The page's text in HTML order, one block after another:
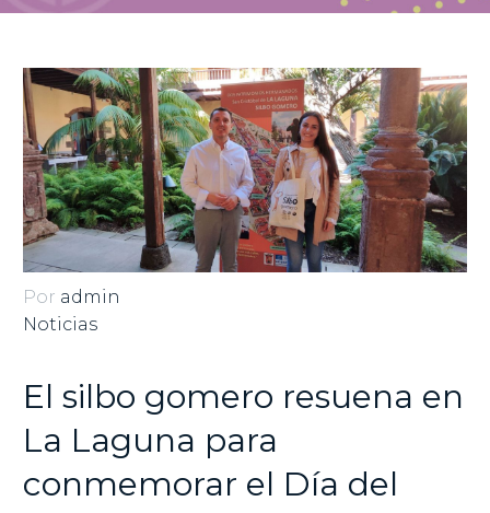
Por admin
Noticias
El silbo gomero resuena en
La Laguna para
conmemorar el Día del